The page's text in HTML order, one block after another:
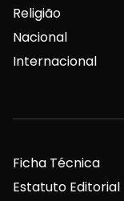
Religião
Nacional
Internacional
Ficha Técnica
Estatuto Editorial